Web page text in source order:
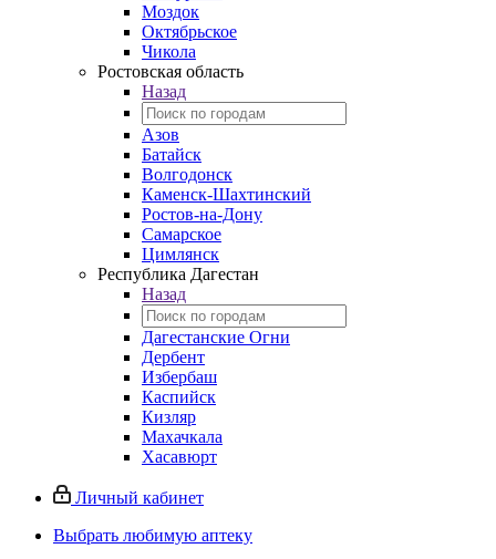
Моздок
Октябрьское
Чикола
Ростовская область
Назад
Азов
Батайск
Волгодонск
Каменск-Шахтинский
Ростов-на-Дону
Самарское
Цимлянск
Республика Дагестан
Назад
Дагестанские Огни
Дербент
Избербаш
Каспийск
Кизляр
Махачкала
Хасавюрт
Личный кабинет
Выбрать любимую аптеку